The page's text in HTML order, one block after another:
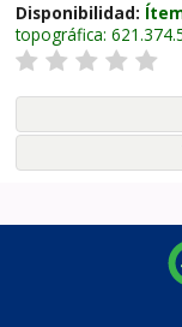
Disponibilidad:
topográfica: